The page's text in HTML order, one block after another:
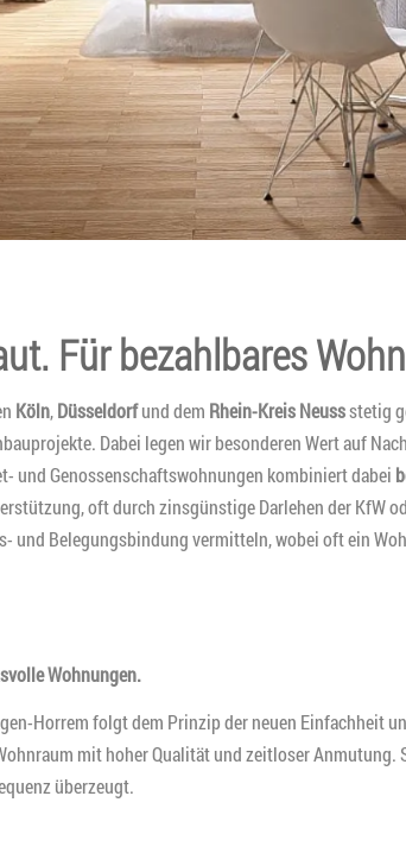
Für bezahlbares
Köln,Düsseldorfund dem Rhein-Kreis Neussstetig
Dabei legen wir besonderen Wert auf
und Genossenschaftswohnungen kombiniert dabei
oft durch zinsgünstige Darlehen der KfW
und Belegungsbindung vermitteln, wobei oft ein
Wohnungen.
Horrem folgt dem Prinzip der neuen Einfachheit
mit hoher Qualität und zeitloser
überzeugt.